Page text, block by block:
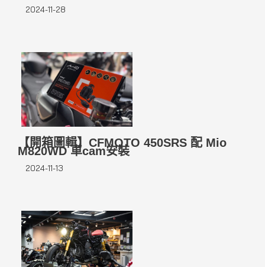
2024-11-28
【開箱圖輯】CFMOTO 450SRS 配 Mio
M820WD 車cam安裝
2024-11-13